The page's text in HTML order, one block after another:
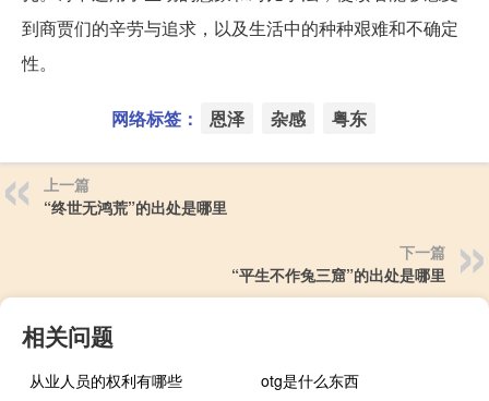
到商贾们的辛劳与追求，以及生活中的种种艰难和不确定
性。
网络标签： 恩泽 杂感 粤东
上一篇
“终世无鸿荒”的出处是哪里
下一篇
“平生不作兔三窟”的出处是哪里
相关问题
从业人员的权利有哪些
otg是什么东西